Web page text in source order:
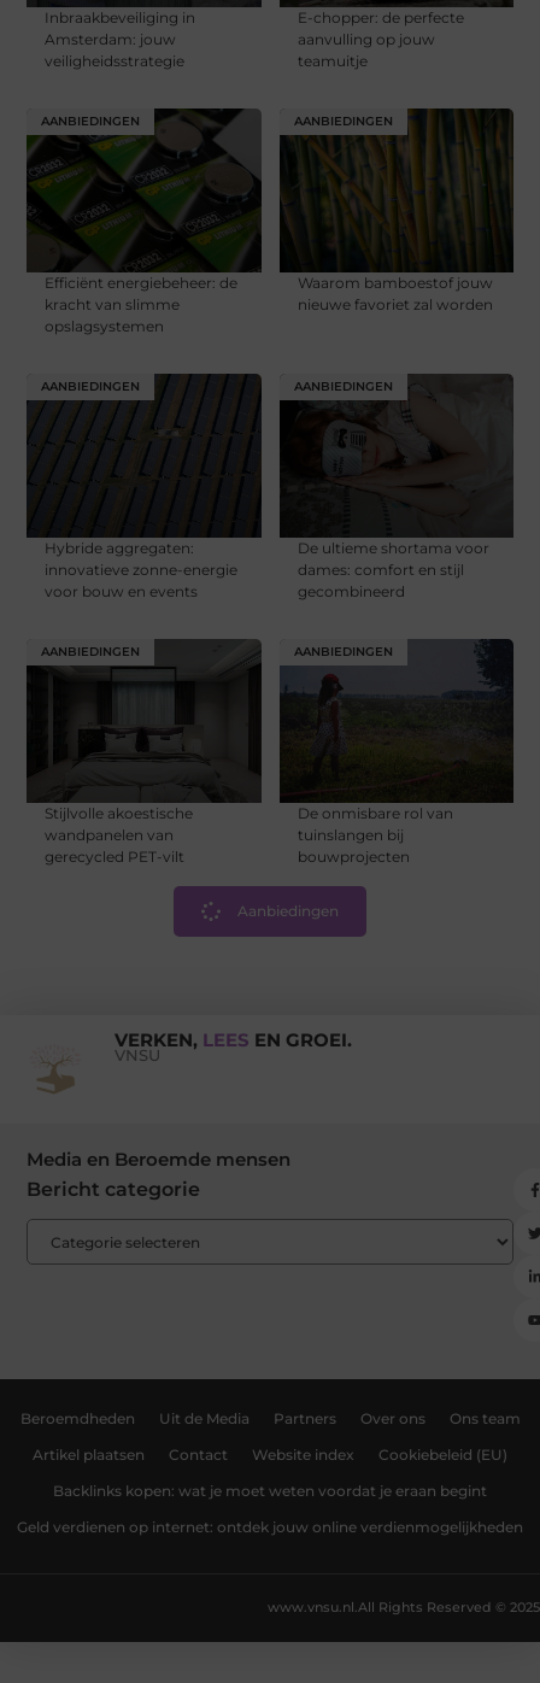
Inbraakbeveiliging in
Amsterdam: jouw
veiligheidsstrategie
E-chopper: de perfecte
aanvulling op jouw
teamuitje
AANBIEDINGEN
Efficiënt energiebeheer: de
kracht van slimme
opslagsystemen
AANBIEDINGEN
Waarom bamboestof jouw
nieuwe favoriet zal worden
AANBIEDINGEN
Hybride aggregaten:
innovatieve zonne-energie
voor bouw en events
AANBIEDINGEN
De ultieme shortama voor
dames: comfort en stijl
gecombineerd
AANBIEDINGEN
Stijlvolle akoestische
wandpanelen van
gerecycled PET-vilt
AANBIEDINGEN
De onmisbare rol van
tuinslangen bij
bouwprojecten
Aanbiedingen
VERKEN, LEES EN GROEI.
VNSU
Media en Beroemde mensen
Bericht categorie
Beroemdheden Uit de Media Partners Over ons Ons team
Artikel plaatsen Contact Website index Cookiebeleid (EU)
Backlinks kopen: wat je moet weten voordat je eraan begint
Geld verdienen op internet: ontdek jouw online verdienmogelijkheden
All Rights Reserved © 2025
www.vnsu.nl.